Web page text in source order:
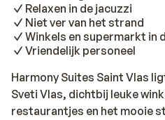
Relaxen in de jacuzzi
Niet ver van het strand
Winkels en supermarkt in
Vriendelijk personeel
Harmony Suites Saint Vlas
Sveti Vlas, dichtbij leuke
restaurantjes en het mooie